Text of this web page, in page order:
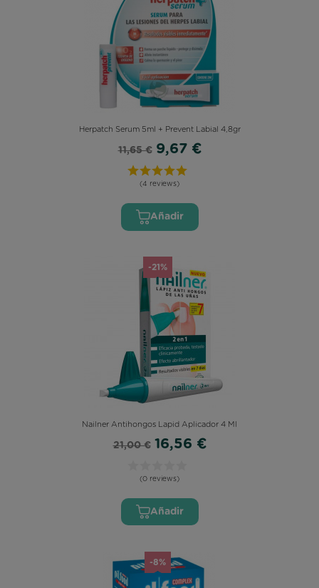
Herpatch Serum 5ml + Prevent Labial 4,8gr
11,65 € 9,67 €
(4 reviews)
Añadir
Nailner Antihongos Lapid Aplicador 4 Ml
21,00 € 16,56 €
(0 reviews)
Añadir
-21%
-8%